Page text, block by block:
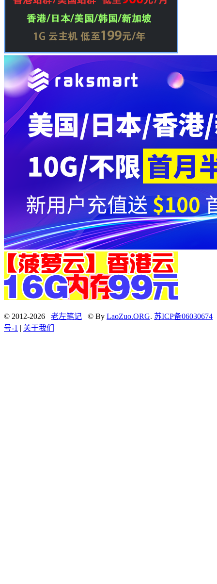
© 2012-2026 老左笔记 © By LaoZuo.ORG. 苏ICP备06030674
号-1 | 关于我们